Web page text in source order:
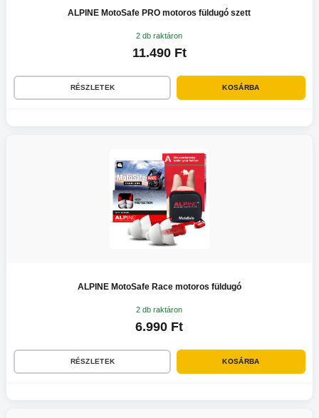
ALPINE MotoSafe PRO motoros füldugó szett
2 db raktáron
11.490 Ft
RÉSZLETEK KOSÁRBA
ALPINE MotoSafe Race motoros füldugó
2 db raktáron
6.990 Ft
RÉSZLETEK KOSÁRBA